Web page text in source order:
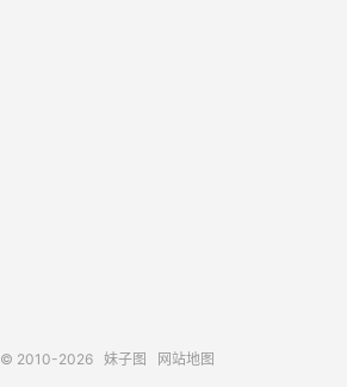
© 2010-2026 妹子图 网站地图